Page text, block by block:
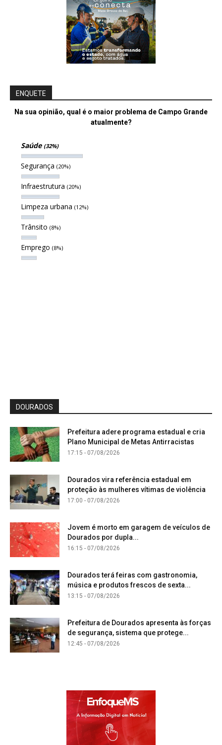
ENQUETE
Na sua opinião, qual é o maior problema de Campo Grande
atualmente?
Saúde (32%)
Segurança (20%)
Infraestrutura (20%)
Limpeza urbana (12%)
Trânsito (8%)
Emprego (8%)
DOURADOS
Prefeitura adere programa estadual e cria
Plano Municipal de Metas Antirracistas
17:15 - 07/08/2026
Dourados vira referência estadual em
proteção às mulheres vítimas de violência
17:00 - 07/08/2026
Jovem é morto em garagem de veículos de
Dourados por dupla...
16:15 - 07/08/2026
Dourados terá feiras com gastronomia,
música e produtos frescos de sexta...
13:15 - 07/08/2026
Prefeitura de Dourados apresenta às forças
de segurança, sistema que protege...
12:45 - 07/08/2026